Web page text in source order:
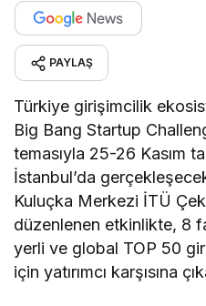
PAYLAŞ
Türkiye girişimcilik
Big Bang Startup
temasıyla 25-26 Kasım
İstanbul’da
Kuluçka Merkezi İTÜ
düzenlenen etkinlikte, 8
yerli ve global TOP 50
için yatırımcı karşısına